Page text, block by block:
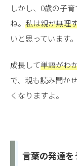
しかし、0歳の子
ね。 私は親が無理
いと思っています。
成長して単語がわ
で、親も読み聞か
くなりますよ。
言葉の発達を